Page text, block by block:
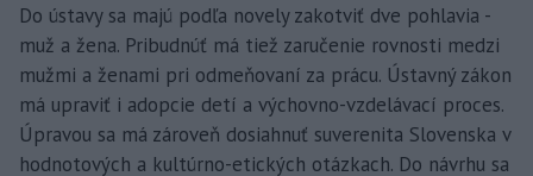
Do ústavy sa majú podľa novely zakotviť dve pohlavia -
muž a žena. Pribudnúť má tiež zaručenie rovnosti medzi
mužmi a ženami pri odmeňovaní za prácu. Ústavný zákon
má upraviť i adopcie detí a výchovno-vzdelávací proces.
Úpravou sa má zároveň dosiahnuť suverenita Slovenska v
hodnotových a kultúrno-etických otázkach. Do návrhu sa